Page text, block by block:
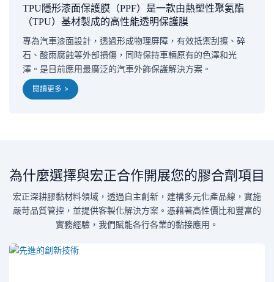
TPU隱形漆面保護膜（PPF）是一款由熱塑性聚氨酯
（TPU）基材製成的高性能透明保護膜
專為汽車漆面設計，透過形成物理屏障，有效抵禦刮擦、碎
石、酸雨腐蝕等外部損傷，同時保持車輛原有的色澤和光
澤。是目前應用最廣泛的汽車外飾保護解決方案。
閱讀更多 >
為什麼選擇與宏正合作開展您的膠合劑項目
宏正深耕膠黏材料領域，透過自主創新，建構多元化產品線，實施
嚴苛品質管控，並提供客製化解決方案。憑藉著高性價比和豐富的
實務經驗，我們賦能各行各業的黏接應用。